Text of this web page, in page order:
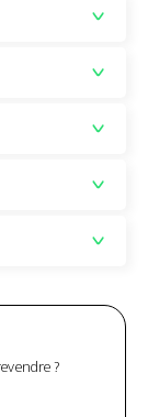
?